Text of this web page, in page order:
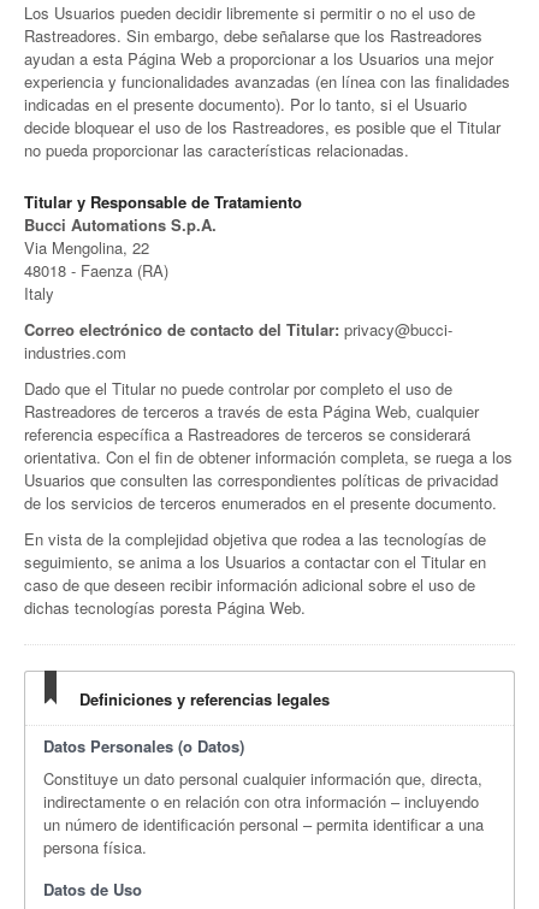
Los Usuarios pueden decidir libremente si permitir o no el uso de
Rastreadores. Sin embargo, debe señalarse que los Rastreadores
ayudan a esta Página Web a proporcionar a los Usuarios una mejor
experiencia y funcionalidades avanzadas (en línea con las finalidades
indicadas en el presente documento). Por lo tanto, si el Usuario
decide bloquear el uso de los Rastreadores, es posible que el Titular
no pueda proporcionar las características relacionadas.
Titular y Responsable de Tratamiento
Bucci Automations S.p.A.
Via Mengolina, 22
48018 - Faenza (RA)
Italy
Correo electrónico de contacto del Titular: privacy@bucci-
industries.com
Dado que el Titular no puede controlar por completo el uso de
Rastreadores de terceros a través de esta Página Web, cualquier
referencia específica a Rastreadores de terceros se considerará
orientativa. Con el fin de obtener información completa, se ruega a los
Usuarios que consulten las correspondientes políticas de privacidad
de los servicios de terceros enumerados en el presente documento.
En vista de la complejidad objetiva que rodea a las tecnologías de
seguimiento, se anima a los Usuarios a contactar con el Titular en
caso de que deseen recibir información adicional sobre el uso de
dichas tecnologías poresta Página Web.
Definiciones y referencias legales
Datos Personales (o Datos)
Constituye un dato personal cualquier información que, directa,
indirectamente o en relación con otra información – incluyendo
un número de identificación personal – permita identificar a una
persona física.
Datos de Uso